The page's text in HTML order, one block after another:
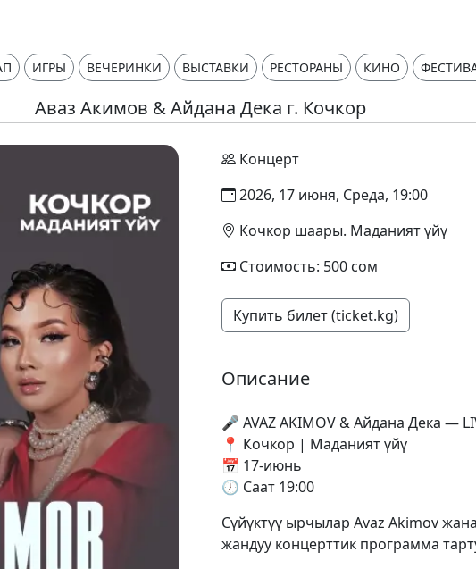
ИГРЫ ВЕЧЕРИНКИ ВЫСТАВКИ РЕСТОРАНЫ КИНО
Аваз Акимов & Айдана Дека г. Кочкор
Концерт
2026, 17 июня, Среда, 19:00
Кочкор шаары. Маданият үйү
Стоимость: 500 сом
Купить билет (ticket.kg)
Описание
🎤 AVAZ AKIMOV & Айдана Дека —
📍 Кочкор | Маданият үйү
📅 17-июнь
🕖 Саат 19:00
Сүйүктүү ырчылар Avaz Akimov
жандуу концерттик программа